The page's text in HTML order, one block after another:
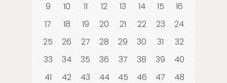
9
10 11 12 13 14 15
16
17
18 19 20 21 22 23
24
25
26 27 28 29 30 31
32
33
34 35 36 37 38 39
40
41
42 43 44 45 46 47
48